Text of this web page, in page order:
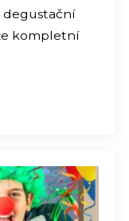
degustační
kompletní